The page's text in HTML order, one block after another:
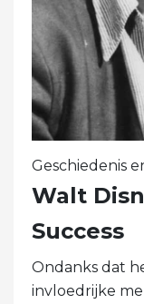
Geschiedenis
Walt
Success
Ondanks dat
invloedrijke